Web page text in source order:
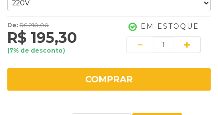
De: R$ 210,00
R$ 195,30
(7% de desconto)
EM ESTOQUE
COMPRAR